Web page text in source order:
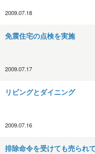
2009.07.18
免震住宅の点検を実施
2009.07.17
リビングとダイニング
2009.07.16
排除命令を受けても売られ